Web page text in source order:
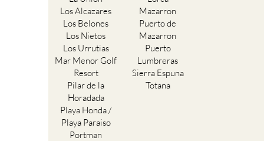
Los Alcazares
Los Belones
Los Nietos
Los Urrutias
Mar Menor Golf
Resort
Pilar de la
Horadada
Playa Honda /
Playa Paraiso
Portman
Mazarron
Puerto de
Mazarron
Puerto
Lumbreras
Sierra Espuna
Totana